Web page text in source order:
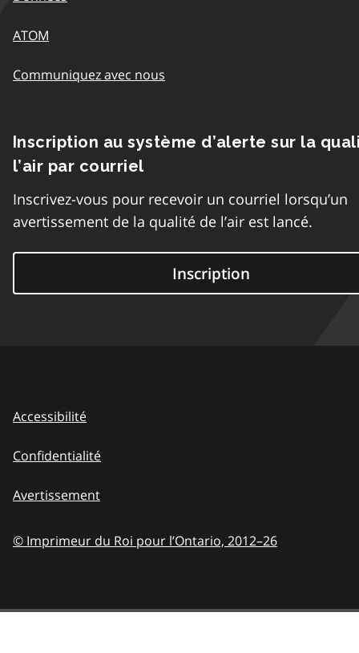
ATOM
Communiquez avec nous
Inscription au système d’alerte sur la
l’air par courriel
Inscrivez-vous pour recevoir un courriel lorsqu’un
avertissement de la qualité de l’air est lancé.
Inscription
Accessibilité
Confidentialité
Avertissement
© Imprimeur du Roi pour l’Ontario, 2012–26